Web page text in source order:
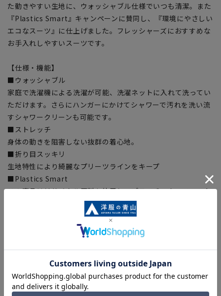
た動きやすい生地に、ウォッシャブル仕様でいつも清潔。また
『Plastics Smart』キャンペーンに賛同し、『環境にやさしい
エコなスーツ』に仕上げました。フレッシャーズにおすすめな
お手入れしやすいスーツです。
【仕様・機能】
■ウォッシャブル
家庭で洗濯機による洗濯が可能、洗濯ネットに入れて洗ってい
ただけます。さらにハンガーにかけてシャワーで汚れを洗い流
すシャワークリーンも可能です。
■ストレッチ
身体の動きを阻害しない抜群の着心地。
■折り目スッキリ
生地特性により綺麗なプリーツラインをキープ
■Plastics Smart
この商品はリサイクル原料を使用し、プラスチック・スマート
に賛同しています。当製品は裏地の糸の一部にECOBLUE(R)を
使用しています。ECOBLUE(R)はマテリアルリサイクルによ
り、ペットボトルを繊維へと再生しています。
【シルエット】《細め(スリム)》 (当社比)
【商品に関するご注意】
■商品画像はサンプルのため、色味やサイズ等の仕様に変更が